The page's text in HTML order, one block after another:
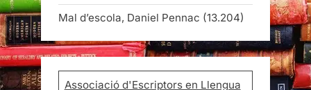
Mal d’escola, Daniel Pennac (13.204)
Associació d'Escriptors en Llengua